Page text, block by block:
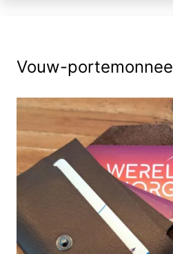
Vouw-portemonnee